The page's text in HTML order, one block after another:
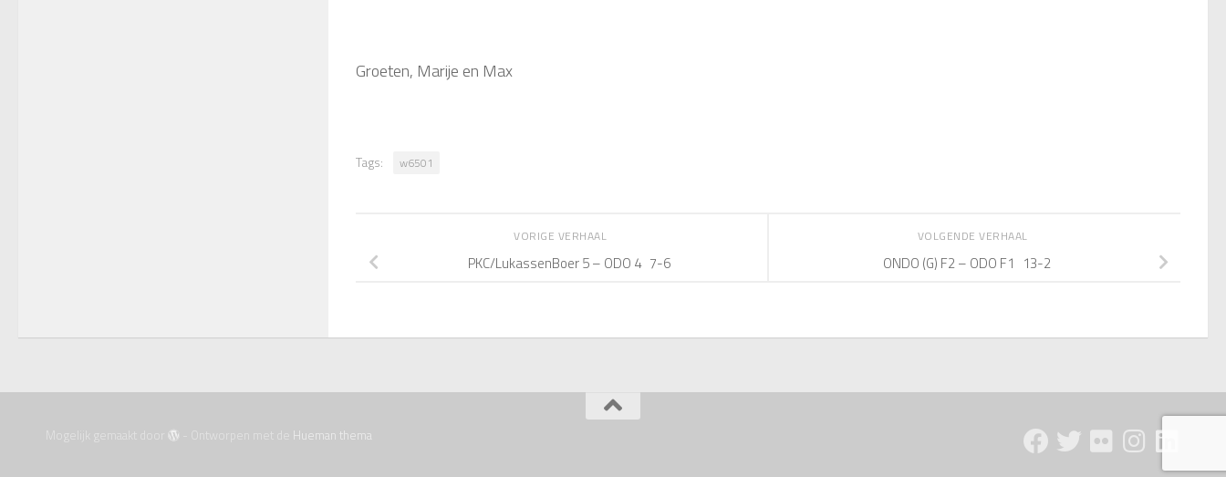
Groeten, Marije en Max
Tags: w6501
VOLGENDE VERHAAL
ONDO (G) F2 – ODO F1 13-2
VORIGE VERHAAL
PKC/LukassenBoer 5 – ODO 4 7-6
Mogelijk gemaakt door - Ontworpen met de Hueman thema